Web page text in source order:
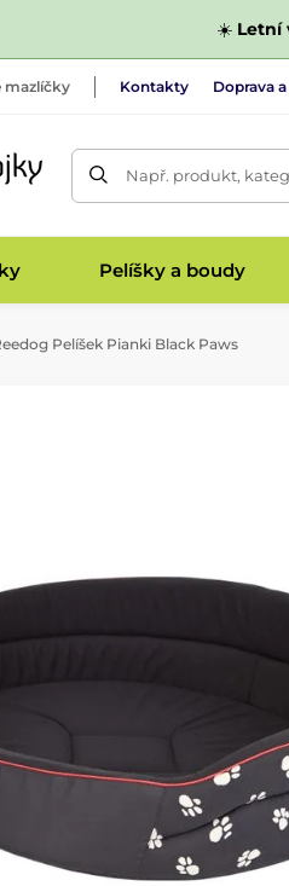
☀️ Letní
mazlíčky Kontakty Doprava
Např. produkt,
Pelíšky a boudy
Pelíšek Pianki Black Paws